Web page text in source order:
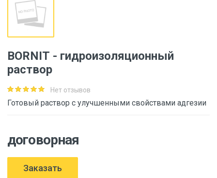
BORNIТ - гидроизоляционный
раствор
Нет отзывов
Готовый раствор с улучшенными свойствами адгезии
договорная
Заказать